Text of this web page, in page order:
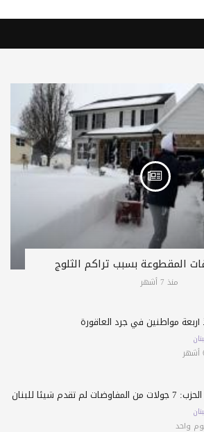
المقطوعة بسبب تراكم الثلوج
منذ 7 أشهر
أربعة مواطنين في جرد العاقورة
لم تقدم شيئًا للبنان
واحد